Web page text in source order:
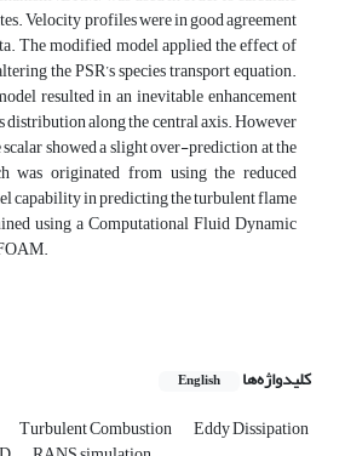
Velocity profiles were in good agreement
The modified model applied the effect of
the PSR’s species transport equation.
resulted in an inevitable enhancement
distribution along the central axis. However
showed a slight over-prediction at the
was originated from using the reduced
capability in predicting the turbulent flame
using a Computational Fluid Dynamic
کلیدواژه‌ها English
Turbulent Combustion Eddy Dissipation